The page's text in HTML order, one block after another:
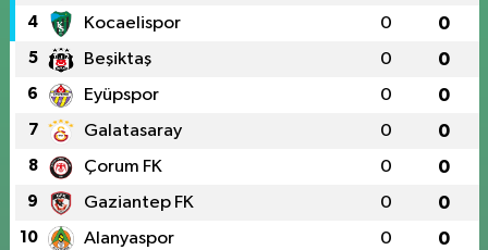
4 Kocaelispor 0 0
5 Beşiktaş 0 0
6 Eyüpspor 0 0
7 Galatasaray 0 0
8 Çorum FK 0 0
9 Gaziantep FK 0 0
10 Alanyaspor 0 0